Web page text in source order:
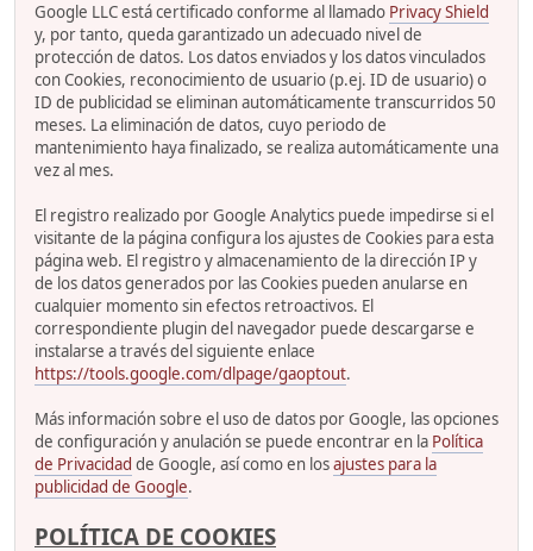
Google LLC está certificado conforme al llamado Privacy Shield
y, por tanto, queda garantizado un adecuado nivel de
protección de datos. Los datos enviados y los datos vinculados
con Cookies, reconocimiento de usuario (p.ej. ID de usuario) o
ID de publicidad se eliminan automáticamente transcurridos 50
meses. La eliminación de datos, cuyo periodo de
mantenimiento haya finalizado, se realiza automáticamente una
vez al mes.
El registro realizado por Google Analytics puede impedirse si el
visitante de la página configura los ajustes de Cookies para esta
página web. El registro y almacenamiento de la dirección IP y
de los datos generados por las Cookies pueden anularse en
cualquier momento sin efectos retroactivos. El
correspondiente plugin del navegador puede descargarse e
instalarse a través del siguiente enlace
https://tools.google.com/dlpage/gaoptout.
Más información sobre el uso de datos por Google, las opciones
de configuración y anulación se puede encontrar en la Política
de Privacidad de Google, así como en losajustes para la
publicidad de Google.
POLÍTICA DE COOKIES